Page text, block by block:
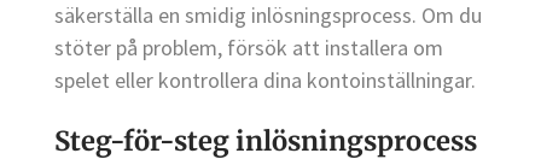
säkerställa en smidig inlösningsprocess. Om du
stöter på problem, försök att installera om
spelet eller kontrollera dina kontoinställningar.
Steg-för-steg inlösningsprocess